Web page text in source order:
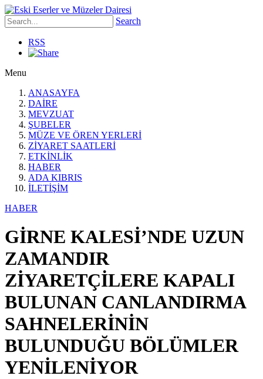
Search
RSS
Menu
ANASAYFA
DAİRE
MEVZUAT
ŞUBELER
MÜZE VE ÖREN YERLERİ
ZİYARET SAATLERİ
ETKİNLİK
HABER
ADA KIBRIS
İLETİŞİM
HABER
GİRNE KALESİ’NDE UZUN
ZAMANDIR
ZİYARETÇİLERE KAPALI
BULUNAN CANLANDIRMA
SAHNELERİNİN
BULUNDUĞU BÖLÜMLER
YENİLENİYOR